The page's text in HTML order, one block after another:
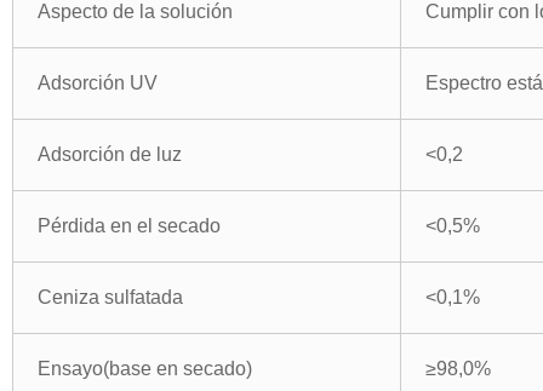
Aspecto de la solución Cumplir con
Adsorción UV Espectro
Adsorción de luz <0,2
Pérdida en el secado <0,5%
Ceniza sulfatada <0,1%
Ensayo(base en secado) ≥98,0%